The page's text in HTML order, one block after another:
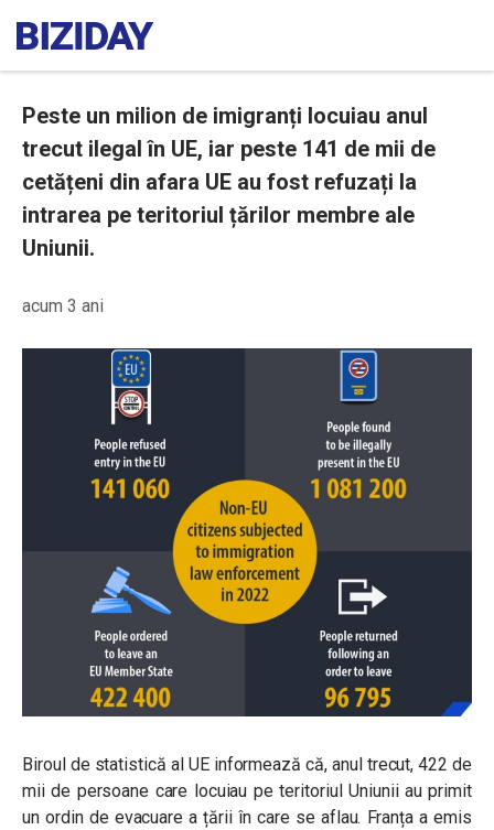
Peste un milion de imigranți locuiau anul
trecut ilegal în UE, iar peste 141 de mii de
cetățeni din afara UE au fost refuzați la
intrarea pe teritoriul țărilor membre ale
Uniunii.
acum 3 ani
Biroul de statistică al UE informează că, anul trecut, 422 de
mii de persoane care locuiau pe teritoriul Uniunii au primit
un ordin de evacuare a țării în care se aflau. Franța a emis